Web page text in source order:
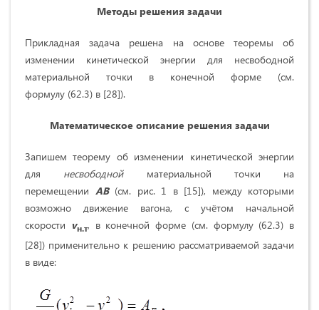
Методы решения задачи
Прикладная задача решена на основе теоремы об
изменении кинетической энергии для несвободной
материальной точки в конечной форме (см.
формулу (62.3) в [28]).
Математическое описание решения задачи
Запишем теорему об изменении кинетической энергии
для несвободнойматериальной точки на
перемещении AB(см. рис. 1 в [15]), между которыми
возможно движение вагона, с учётом начальной
скорости vн.т, в конечной форме (см. формулу (62.3) в
[28]) применительно к решению рассматриваемой задачи
в виде: